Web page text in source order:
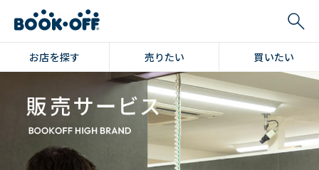
お店を探す 売りたい 買いたい